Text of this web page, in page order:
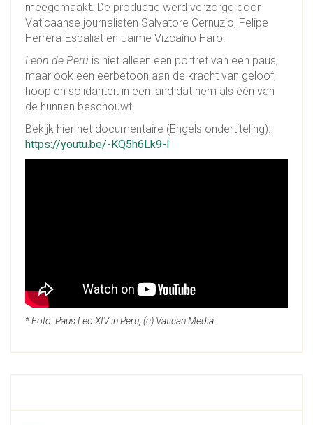
meegemaakt. De productie werd verzorgd door
Vaticaanse journalisten Salvatore Cernuzio, Felipe
Herrera-Espaliat en Jaime Vizcaíno Haro.
León de Perú is niet alleen een portret van een paus,
maar ook een eerbetoon aan de kracht van geloof,
hoop en solidariteit in een land dat hem als één van
de hunnen beschouwt.
Bekijk hier het documentaire (Engels ondertiteling):
https://youtu.be/-KQ5h6Lk9-I
* Foto: Paus Leo XIV in Peru, (c) Vatican Media.